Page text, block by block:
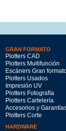
GRAN FORMATO
Plotters CAD
Plotters Multifunción
Escáners Gran
Plotters Usados
Impresión UV
Plotters Fotografía
Plotters Cartelería
Accesorios y
Plotters Corte
HARDWARE